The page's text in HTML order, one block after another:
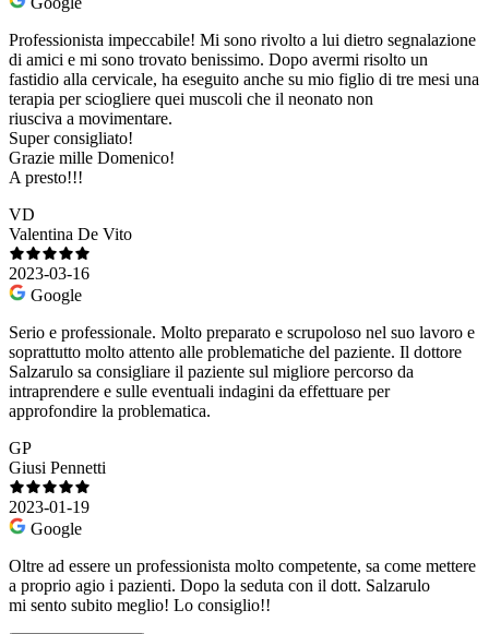
Professionista impeccabile! Mi sono rivolto a lui dietro segnalazione
di amici e mi sono trovato benissimo. Dopo avermi risolto un
fastidio alla cervicale, ha eseguito anche su mio figlio di tre mesi una
terapia per sciogliere quei muscoli che il neonato non
riusciva a movimentare.
Super consigliato!
Grazie mille Domenico!
A presto!!!
VD
Valentina De Vito
2023-03-16
Google
Serio e professionale. Molto preparato e scrupoloso nel suo lavoro e
soprattutto molto attento alle problematiche del paziente. Il dottore
Salzarulo sa consigliare il paziente sul migliore percorso da
intraprendere e sulle eventuali indagini da effettuare per
approfondire la problematica.
GP
Giusi Pennetti
2023-01-19
Google
Oltre ad essere un professionista molto competente, sa come mettere
a proprio agio i pazienti. Dopo la seduta con il dott. Salzarulo
mi sento subito meglio! Lo consiglio!!